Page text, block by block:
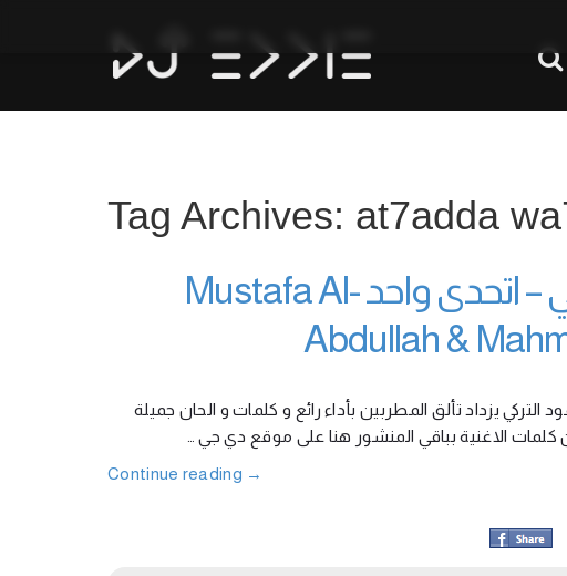
Tag Archives: at7adda
مصطفى العبدالله ومحمود التركي – اتحدى واحد Mustafa Al-
Abdullah &
يزداد تألق المطربين بأداء رائع و كلمات و الحان جميلة
كلمات الاغنية بباقي المنشور هنا على موقع دي جي …
Continue reading →